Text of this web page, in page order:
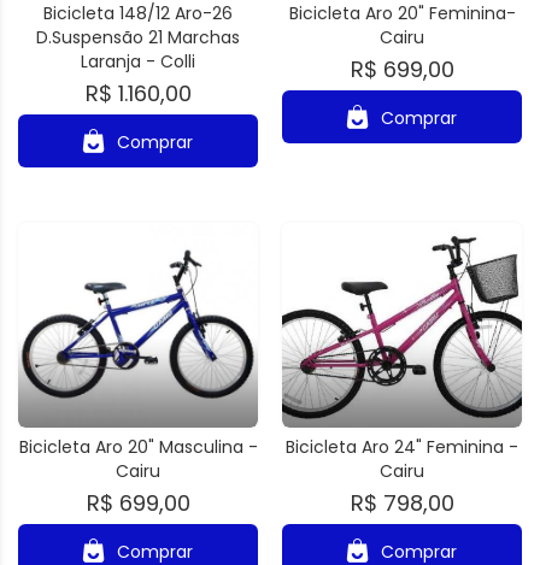
Bicicleta 148/12 Aro-26
D.Suspensão 21 Marchas
Laranja - Colli
R$ 1.160,00
Comprar
Bicicleta Aro 20" Feminina-
Cairu
R$ 699,00
Comprar
Bicicleta Aro 20" Masculina -
Cairu
R$ 699,00
Comprar
Bicicleta Aro 24" Feminina -
Cairu
R$ 798,00
Comprar